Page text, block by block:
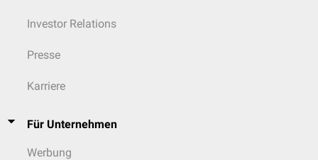
Investor Relations
Presse
Karriere
Für Unternehmen
Werbung